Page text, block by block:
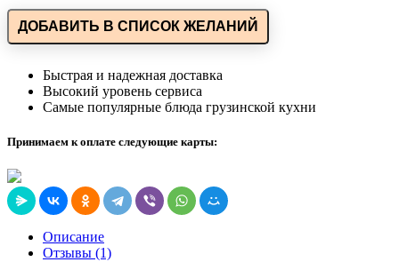
ДОБАВИТЬ В СПИСОК ЖЕЛАНИЙ
Быстрая и надежная доставка
Высокий уровень сервиса
Самые популярные блюда грузинской кухни
Принимаем к оплате следующие карты:
Описание
Отзывы (1)